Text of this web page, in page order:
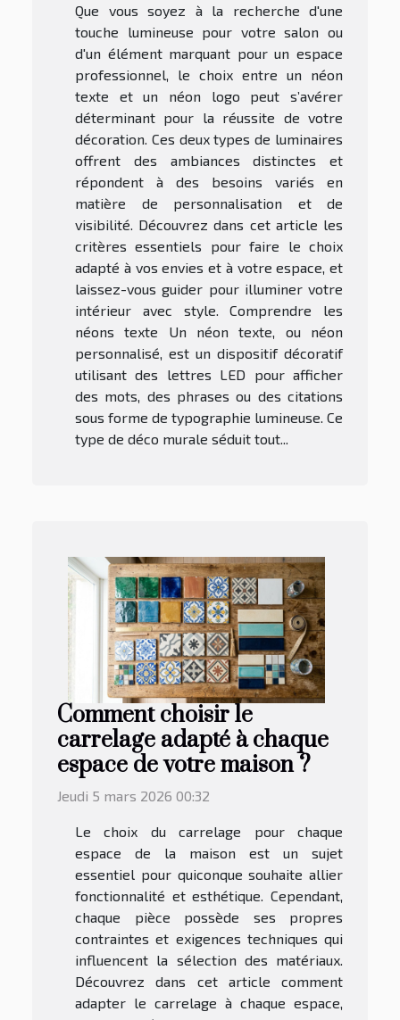
Que vous soyez à la recherche d'une
touche lumineuse pour votre salon ou
d'un élément marquant pour un espace
professionnel, le choix entre un néon
texte et un néon logo peut s’avérer
déterminant pour la réussite de votre
décoration. Ces deux types de luminaires
offrent des ambiances distinctes et
répondent à des besoins variés en
matière de personnalisation et de
visibilité. Découvrez dans cet article les
critères essentiels pour faire le choix
adapté à vos envies et à votre espace, et
laissez-vous guider pour illuminer votre
intérieur avec style. Comprendre les
néons texte Un néon texte, ou néon
personnalisé, est un dispositif décoratif
utilisant des lettres LED pour afficher
des mots, des phrases ou des citations
sous forme de typographie lumineuse. Ce
type de déco murale séduit tout...
Comment choisir le
carrelage adapté à chaque
espace de votre maison ?
Jeudi 5 mars 2026 00:32
Le choix du carrelage pour chaque
espace de la maison est un sujet
essentiel pour quiconque souhaite allier
fonctionnalité et esthétique. Cependant,
chaque pièce possède ses propres
contraintes et exigences techniques qui
influencent la sélection des matériaux.
Découvrez dans cet article comment
adapter le carrelage à chaque espace,